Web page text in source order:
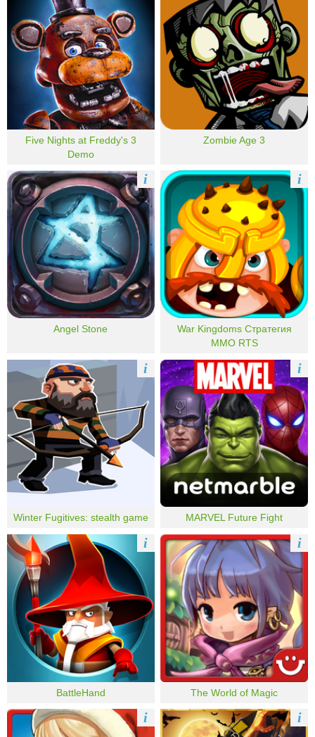
Five Nights at Freddy's 3
Demo
Zombie Age 3
Angel Stone
i
War Kingdoms Стратегия
MMO RTS
i
Winter Fugitives: stealth game
i
MARVEL Future Fight
i
BattleHand
i
The World of Magic
i
i i